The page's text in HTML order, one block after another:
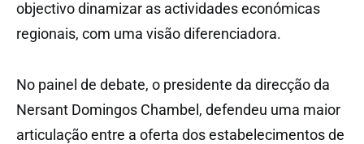
objectivo dinamizar as actividades económicas
regionais, com uma visão diferenciadora.
No painel de debate, o presidente da direcção da
Nersant Domingos Chambel, defendeu uma maior
articulação entre a oferta dos estabelecimentos de